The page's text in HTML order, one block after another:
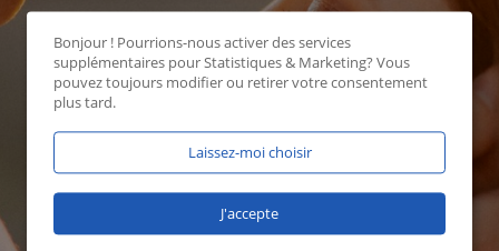
Bonjour ! Pourrions-nous activer des services
supplémentaires pourStatistiques & Marketing? Vous
pouvez toujours modifier ou retirer votre consentement
plus tard.
Laissez-moi choisir
J'accepte